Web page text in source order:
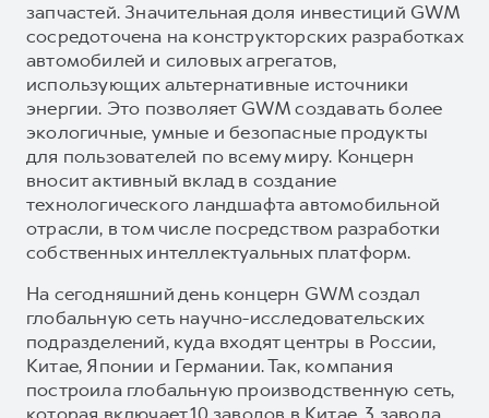
запчастей. Значительная доля инвестиций GWM
сосредоточена на конструкторских разработках
автомобилей и силовых агрегатов,
использующих альтернативные источники
энергии. Это позволяет GWM создавать более
экологичные, умные и безопасные продукты
для пользователей по всему миру. Концерн
вносит активный вклад в создание
технологического ландшафта автомобильной
отрасли, в том числе посредством разработки
собственных интеллектуальных платформ.
На сегодняшний день концерн GWM создал
глобальную сеть научно-исследовательских
подразделений, куда входят центры в России,
Китае, Японии и Германии. Так, компания
построила глобальную производственную сеть,